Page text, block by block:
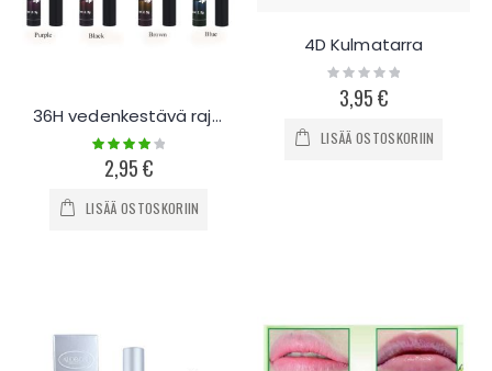
36H vedenkestävä rajauskynä
Rating:
85%
2,95 €
LISÄÄ OSTOSKORIIN
4D Kulmatarra
Rating:
0%3,95 €
LISÄÄ OSTOSKORIIN